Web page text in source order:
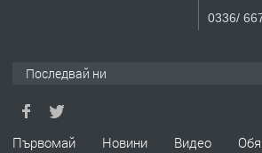
0336/
Последвай ни
Първомай Новини Видео